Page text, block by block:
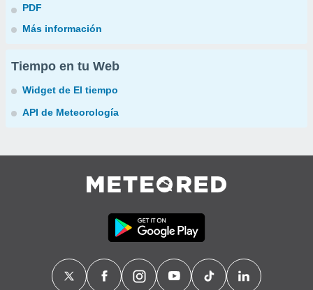
PDF
Más información
Tiempo en tu Web
Widget de El tiempo
API de Meteorología